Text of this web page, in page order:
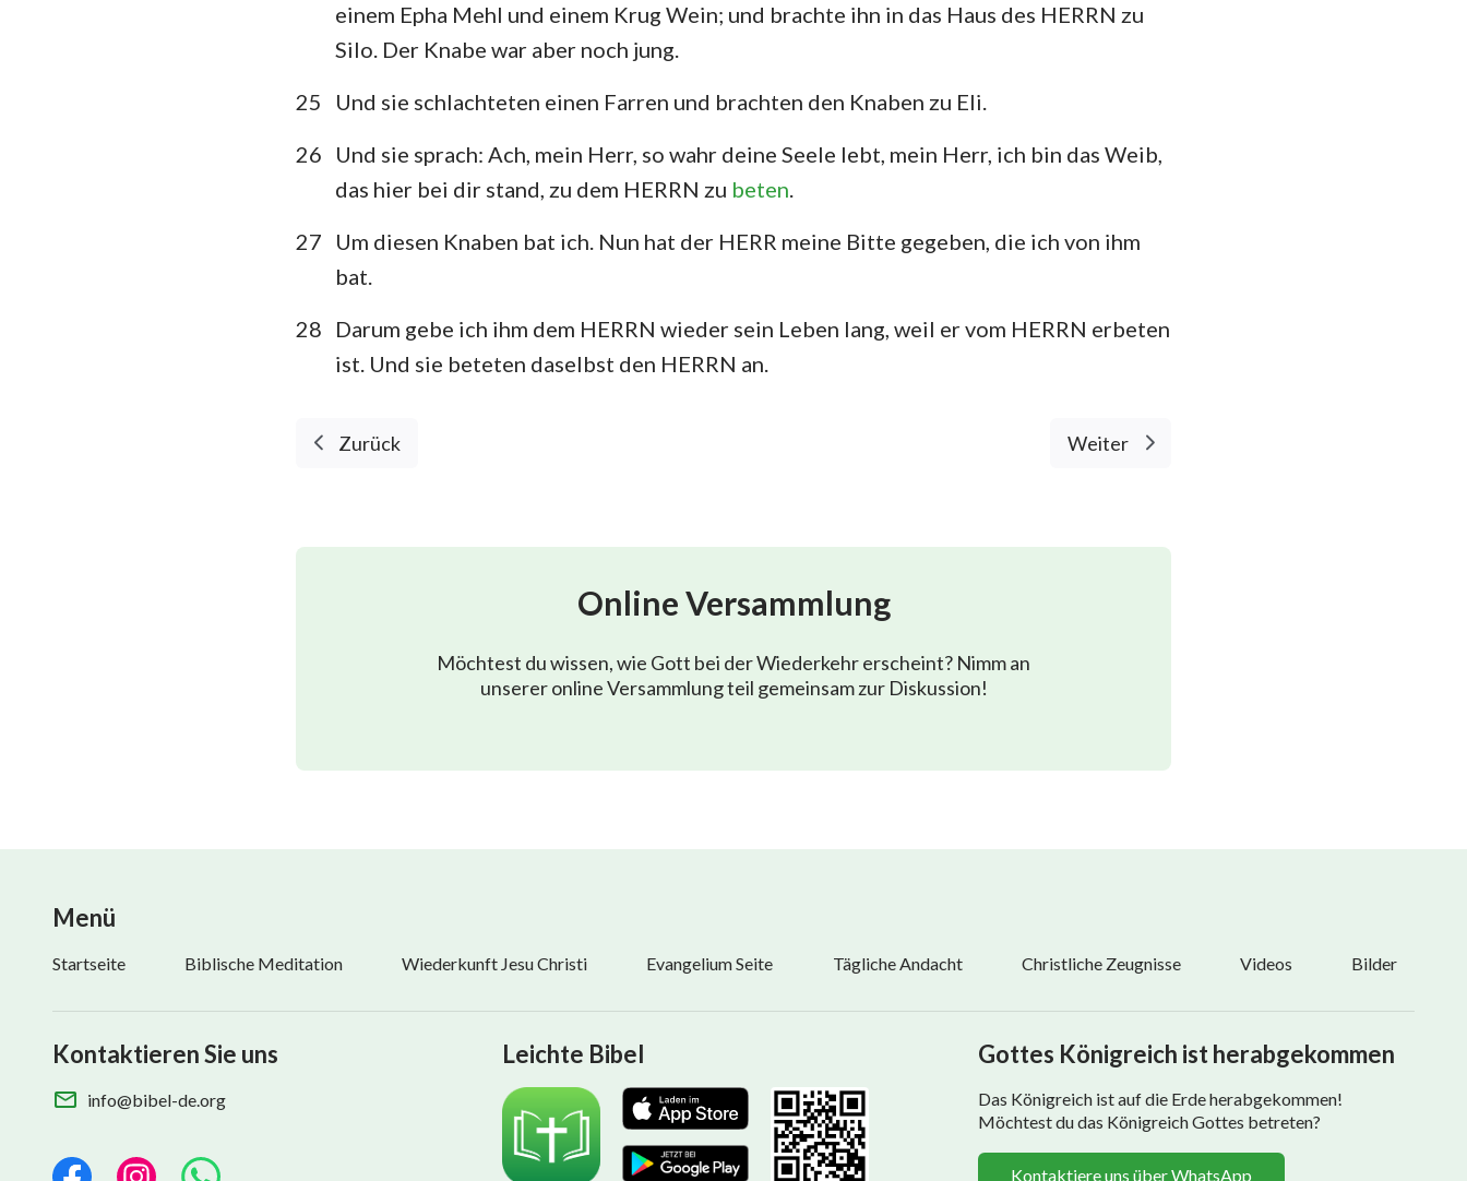
einem Epha Mehl und einem Krug Wein; und brachte ihn in das Haus des HERRN zu
Silo. Der Knabe war aber noch jung.
25
Und sie schlachteten einen Farren und brachten den Knaben zu Eli.
26
Und sie sprach: Ach, mein Herr, so wahr deine Seele lebt, mein Herr, ich bin das Weib,
das hier bei dir stand, zu dem HERRN zu beten.
27
Um diesen Knaben bat ich. Nun hat der HERR meine Bitte gegeben, die ich von ihm
bat.
28
Darum gebe ich ihm dem HERRN wieder sein Leben lang, weil er vom HERRN erbeten
ist. Und sie beteten daselbst den HERRN an.
Zurück Weiter
Online Versammlung
Möchtest du wissen, wie Gott bei der Wiederkehr erscheint? Nimm an
unserer online Versammlung teil gemeinsam zur Diskussion!
Menü
Startseite Biblische Meditation Wiederkunft Jesu Christi Evangelium Seite Tägliche Andacht Christliche Zeugnisse Videos Bilder
Kontaktieren Sie uns
info@bibel-de.org
Leichte Bibel Gottes Königreich ist herabgekommen
Das Königreich ist auf die Erde herabgekommen!
Möchtest du das Königreich Gottes betreten?
Kontaktiere uns über WhatsApp